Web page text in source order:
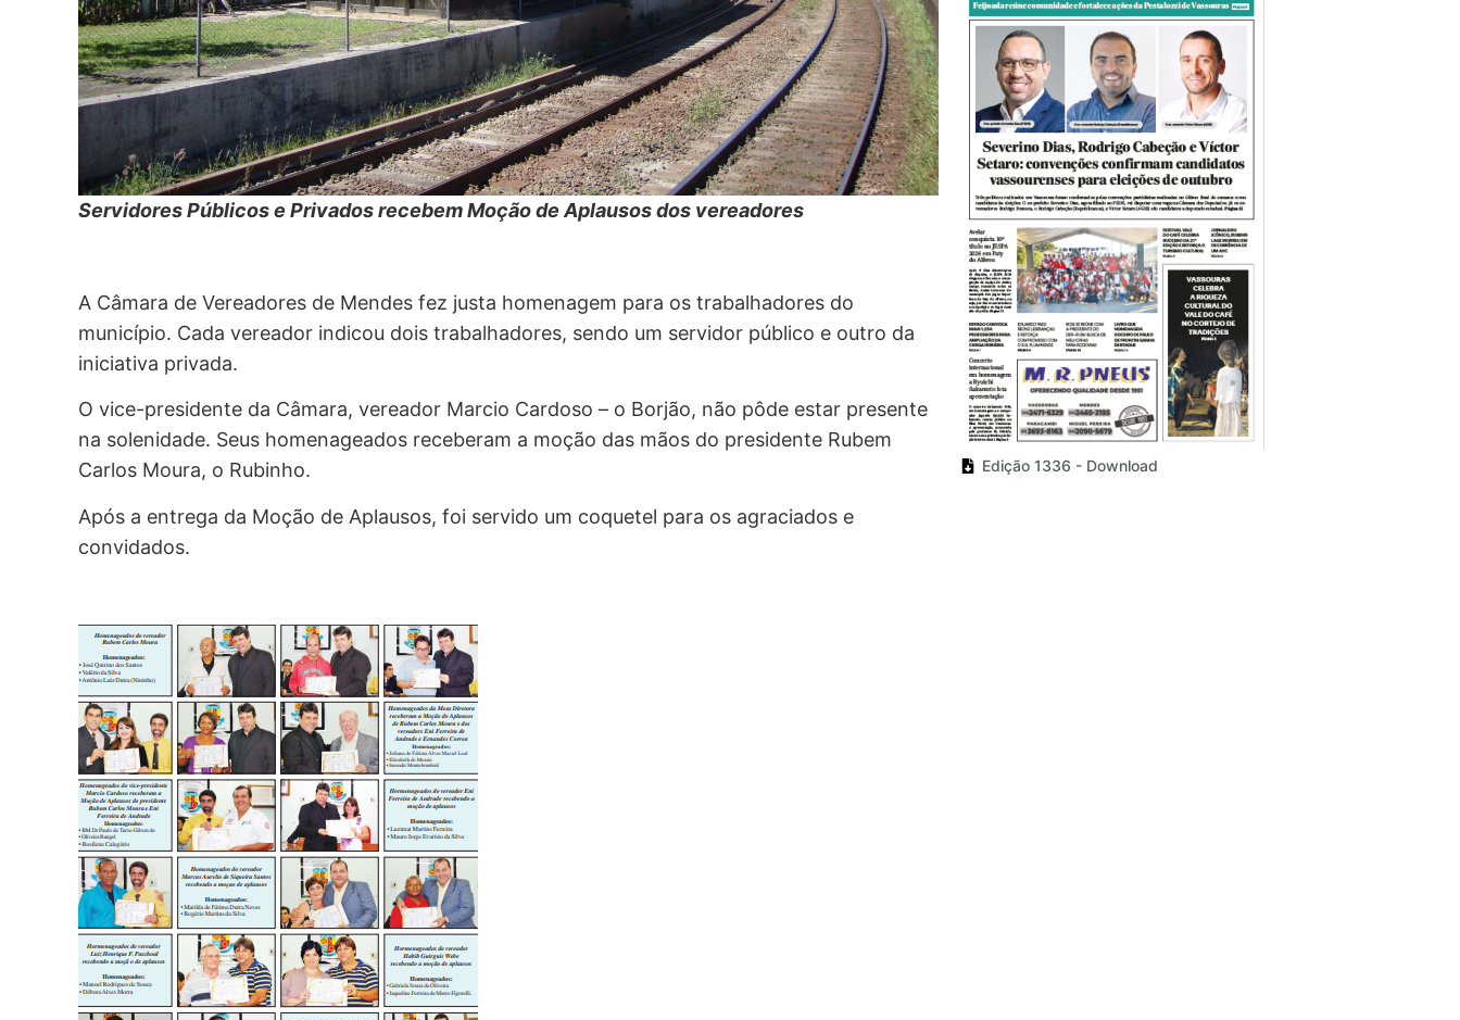
Servidores Públicos e Privados recebem Moção de Aplausos dos vereadores
A Câmara de Vereadores de Mendes fez justa homenagem para os trabalhadores do
município. Cada vereador indicou dois trabalhadores, sendo um servidor público e outro da
iniciativa privada.
O vice-presidente da Câmara, vereador Marcio Cardoso – o Borjão, não pôde estar presente
na solenidade. Seus homenageados receberam a moção das mãos do presidente Rubem
Carlos Moura, o Rubinho.
Após a entrega da Moção de Aplausos, foi servido um coquetel para os agraciados e
convidados.
Edição 1336 - Download